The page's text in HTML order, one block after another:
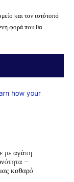
και τον ιστότοπό
φορά που θα
how your
με αγάπη –
–
καθαρό